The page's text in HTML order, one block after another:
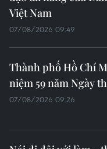
Việt Nam
07/08/2026 09:49
Thành phố Hồ Chí
niệm 59 năm Ngày
07/08/2026 09:26